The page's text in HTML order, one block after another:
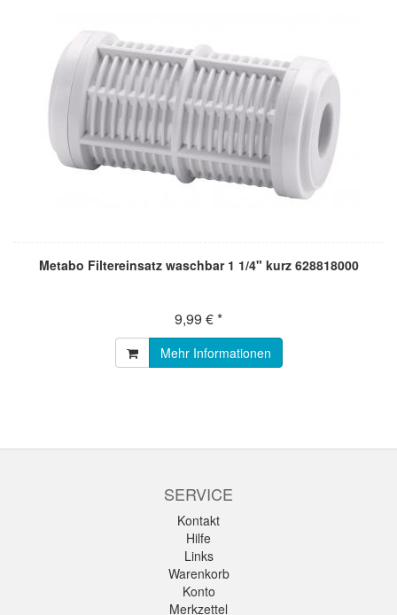
Metabo Filtereinsatz waschbar 1 1/4" kurz 628818000
9,99 € *
Mehr Informationen
SERVICE
Kontakt
Hilfe
Links
Warenkorb
Konto
Merkzettel